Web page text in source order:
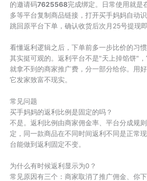
的邀请码7625568完成绑定。日常使用就是
多等平台复制商品链接，打开买手妈妈自动
跳回原平台下单，确认收货后次月25号提现即
看懂返利逻辑之后，下单前多一步比价的习
其实挺可观的。返利平台不是"天上掉馅饼"
就拿不到的商家推广费，分一部分给你。用
它发家致富不现实。
常见问题
买手妈妈的返利比例是固定的吗？
不是。返利比例由商家佣金率、平台分成规
定，同一款商品在不同时间返利不同是正常
台能做到返利固定不变。
为什么有时候返利显示为0？
常见原因有三个：商家取消了推广佣金、你